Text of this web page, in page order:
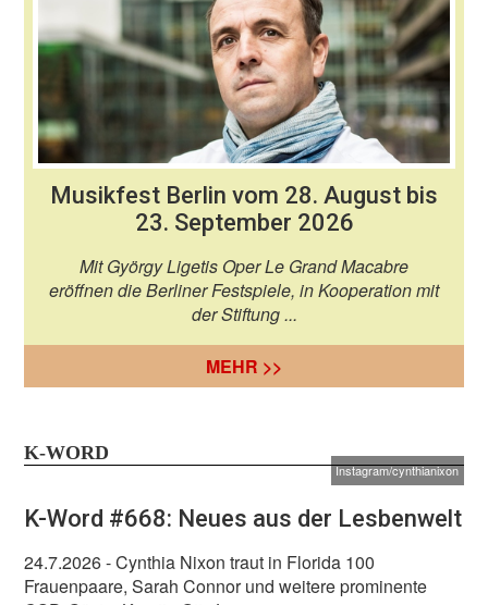
Musikfest Berlin vom 28. August bis
23. September 2026
Mit György Ligetis Oper Le Grand Macabre
eröffnen die Berliner Festspiele, in Kooperation mit
der Stiftung ...
MEHR >>
K-WORD
Instagram/cynthianixon
K-Word #668: Neues aus der Lesbenwelt
24.7.2026- Cynthia Nixon traut in Florida 100
Frauenpaare, Sarah Connor und weitere prominente